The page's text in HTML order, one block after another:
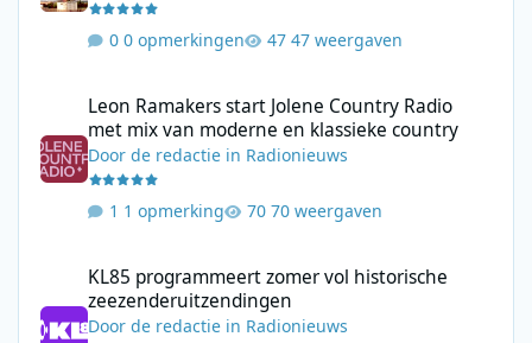
0 opmerkingen 47 weergaven
Leon Ramakers start Jolene Country Radio
met mix van moderne en klassieke country
Doorde redactie in Radionieuws
1 opmerking 70 weergaven
KL85 programmeert zomer vol historische
zeezenderuitzendingen
Doorde redactie in Radionieuws